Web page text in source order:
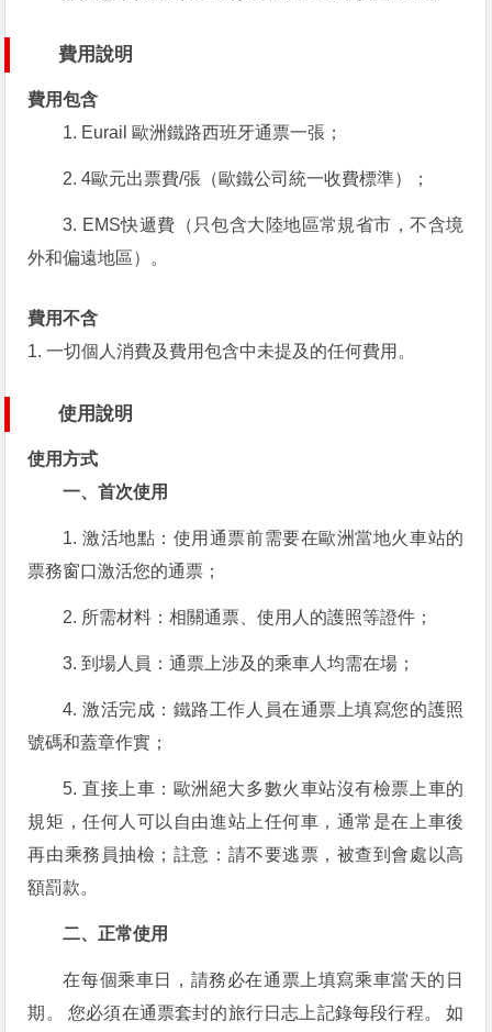
費用說明
費用包含
1. Eurail 歐洲鐵路西班牙通票一張；
2. 4歐元出票費/張（歐鐵公司統一收費標準）；
3. EMS快遞費（只包含大陸地區常規省市，不含境
外和偏遠地區）。
費用不含
1. 一切個人消費及費用包含中未提及的任何費用。
使用說明
使用方式
一、首次使用
1. 激活地點：使用通票前需要在歐洲當地火車站的
票務窗口激活您的通票；
2. 所需材料：相關通票、使用人的護照等證件；
3. 到場人員：通票上涉及的乘車人均需在場；
4. 激活完成：鐵路工作人員在通票上填寫您的護照
號碼和蓋章作實；
5. 直接上車：歐洲絕大多數火車站沒有檢票上車的
規矩，任何人可以自由進站上任何車，通常是在上車後
再由乘務員抽檢；註意：請不要逃票，被查到會處以高
額罰款。
二、正常使用
在每個乘車日，請務必在通票上填寫乘車當天的日
期。 您必須在通票套封的旅行日志上記錄每段行程。 如